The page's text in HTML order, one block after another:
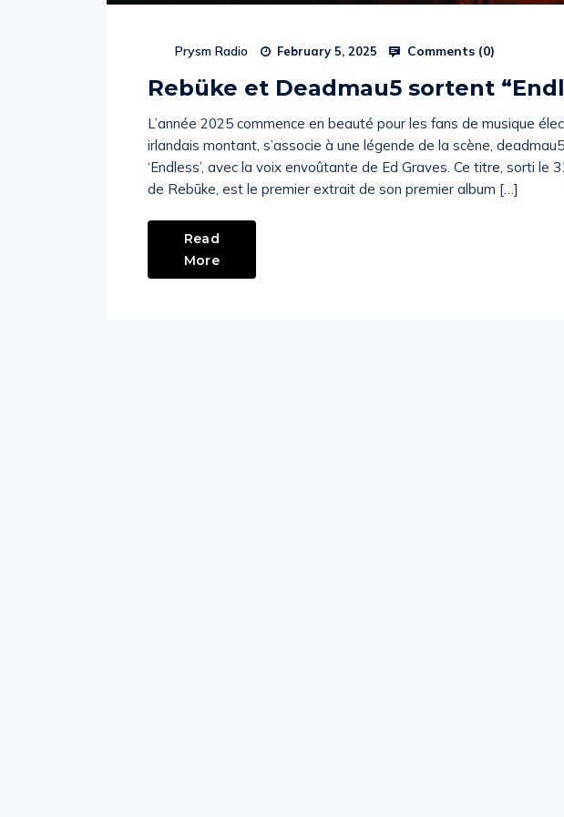
Prysm Radio February 5, 2025 Comments (0)
Rebüke et Deadmau5 sortent
L’année 2025 commence en beauté pour les fans de musique
irlandais montant, s’associe à une légende de la scène,
‘Endless’, avec la voix envoûtante de Ed Graves. Ce titre, sorti le
de Rebūke, est le premier extrait de son premier album […]
Read
More